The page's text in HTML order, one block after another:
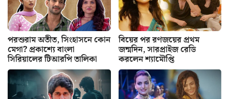
পরশুরাম অতীত, সিংহাসনে কোন
মেগা? প্রকাশ্যে বাংলা
সিরিয়ালের টিআরপি তালিকা
বিয়ের পর রণজয়ের প্রথম
জন্মদিন, সারপ্রাইজ রেডি
করলেন শ্যামৌপ্তি